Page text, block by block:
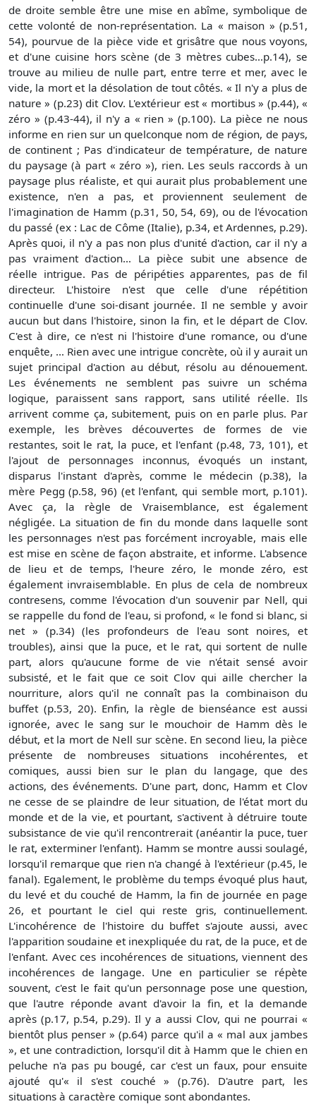
de droite semble être une mise en abîme, symbolique de
cette volonté de non-représentation. La « maison » (p.51,
54), pourvue de la pièce vide et grisâtre que nous voyons,
et d'une cuisine hors scène (de 3 mètres cubes…p.14), se
trouve au milieu de nulle part, entre terre et mer, avec le
vide, la mort et la désolation de tout côtés. « Il n'y a plus de
nature » (p.23) dit Clov. L'extérieur est « mortibus » (p.44), «
zéro » (p.43-44), il n'y a « rien » (p.100). La pièce ne nous
informe en rien sur un quelconque nom de région, de pays,
de continent ; Pas d'indicateur de température, de nature
du paysage (à part « zéro »), rien. Les seuls raccords à un
paysage plus réaliste, et qui aurait plus probablement une
existence, n'en a pas, et proviennent seulement de
l'imagination de Hamm (p.31, 50, 54, 69), ou de l'évocation
du passé (ex : Lac de Côme (Italie), p.34, et Ardennes, p.29).
Après quoi, il n'y a pas non plus d'unité d'action, car il n'y a
pas vraiment d'action… La pièce subit une absence de
réelle intrigue. Pas de péripéties apparentes, pas de fil
directeur. L'histoire n'est que celle d'une répétition
continuelle d'une soi-disant journée. Il ne semble y avoir
aucun but dans l'histoire, sinon la fin, et le départ de Clov.
C'est à dire, ce n'est ni l'histoire d'une romance, ou d'une
enquête, … Rien avec une intrigue concrète, où il y aurait un
sujet principal d'action au début, résolu au dénouement.
Les événements ne semblent pas suivre un schéma
logique, paraissent sans rapport, sans utilité réelle. Ils
arrivent comme ça, subitement, puis on en parle plus. Par
exemple, les brèves découvertes de formes de vie
restantes, soit le rat, la puce, et l'enfant (p.48, 73, 101), et
l'ajout de personnages inconnus, évoqués un instant,
disparus l'instant d'après, comme le médecin (p.38), la
mère Pegg (p.58, 96) (et l'enfant, qui semble mort, p.101).
Avec ça, la règle de Vraisemblance, est également
négligée. La situation de fin du monde dans laquelle sont
les personnages n'est pas forcément incroyable, mais elle
est mise en scène de façon abstraite, et informe. L'absence
de lieu et de temps, l'heure zéro, le monde zéro, est
également invraisemblable. En plus de cela de nombreux
contresens, comme l'évocation d'un souvenir par Nell, qui
se rappelle du fond de l'eau, si profond, « le fond si blanc, si
net » (p.34) (les profondeurs de l'eau sont noires, et
troubles), ainsi que la puce, et le rat, qui sortent de nulle
part, alors qu'aucune forme de vie n'était sensé avoir
subsisté, et le fait que ce soit Clov qui aille chercher la
nourriture, alors qu'il ne connaît pas la combinaison du
buffet (p.53, 20). Enfin, la règle de bienséance est aussi
ignorée, avec le sang sur le mouchoir de Hamm dès le
début, et la mort de Nell sur scène. En second lieu, la pièce
présente de nombreuses situations incohérentes, et
comiques, aussi bien sur le plan du langage, que des
actions, des événements. D'une part, donc, Hamm et Clov
ne cesse de se plaindre de leur situation, de l'état mort du
monde et de la vie, et pourtant, s'activent à détruire toute
subsistance de vie qu'il rencontrerait (anéantir la puce, tuer
le rat, exterminer l'enfant). Hamm se montre aussi soulagé,
lorsqu'il remarque que rien n'a changé à l'extérieur (p.45, le
fanal). Egalement, le problème du temps évoqué plus haut,
du levé et du couché de Hamm, la fin de journée en page
26, et pourtant le ciel qui reste gris, continuellement.
L'incohérence de l'histoire du buffet s'ajoute aussi, avec
l'apparition soudaine et inexpliquée du rat, de la puce, et de
l'enfant. Avec ces incohérences de situations, viennent des
incohérences de langage. Une en particulier se répète
souvent, c'est le fait qu'un personnage pose une question,
que l'autre réponde avant d'avoir la fin, et la demande
après (p.17, p.54, p.29). Il y a aussi Clov, qui ne pourrai «
bientôt plus penser » (p.64) parce qu'il a « mal aux jambes
», et une contradiction, lorsqu'il dit à Hamm que le chien en
peluche n'a pas pu bougé, car c'est un faux, pour ensuite
ajouté qu'« il s'est couché » (p.76). D'autre part, les
situations à caractère comique sont abondantes.